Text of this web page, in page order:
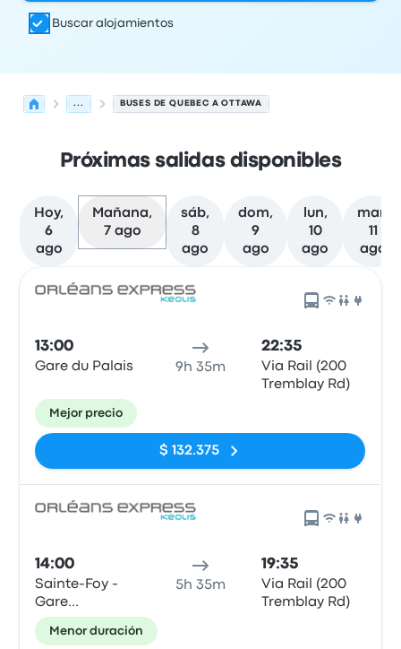
Buscar alojamientos
... BUSES DE QUEBEC A OTTAWA
Próximas salidas disponibles
Hoy,
6
ago
Mañana,
7 ago
sáb,
8
ago
dom,
9
ago
lun,
10
ago
mar,
11
ago
13:00
Gare du Palais 9h 35m
22:35
Via Rail (200
Tremblay Rd)
Mejor precio
$ 132.375
14:00
Sainte-Foy -
Gare
d'autocars,
3001 Chemin
5h 35m
19:35
Via Rail (200
Tremblay Rd)
Menor duración